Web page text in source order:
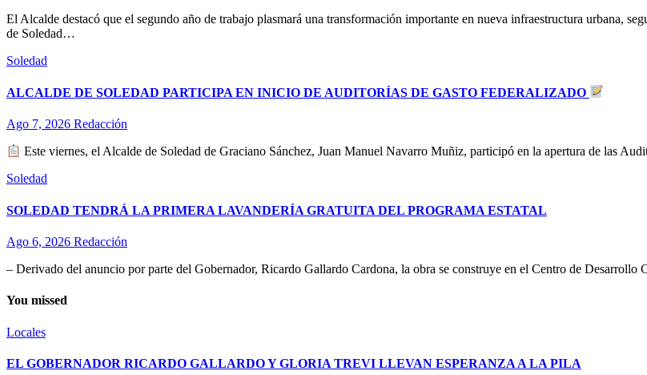
El Alcalde destacó que el segundo año de trabajo plasmará una transformación importante en nueva infraestructura urbana,
de Soledad…
Soledad
ALCALDE DE SOLEDAD PARTICIPA EN INICIO DE AUDITORÍAS DE GASTO FEDERALIZADO
Ago 7, 2026 Redacción
Este viernes, el Alcalde de Soledad de Graciano Sánchez, Juan Manuel Navarro Muñiz, participó en la apertura de las
Soledad
SOLEDAD TENDRÁ LA PRIMERA LAVANDERÍA GRATUITA DEL PROGRAMA ESTATAL
Ago 6, 2026 Redacción
– Derivado del anuncio por parte del Gobernador, Ricardo Gallardo Cardona, la obra se construye en el Centro de
You missed
Locales
EL GOBERNADOR RICARDO GALLARDO Y GLORIA TREVI LLEVAN ESPERANZA A LA PILA